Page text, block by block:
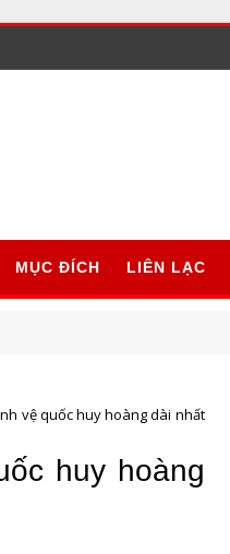
MỤC ĐÍCH LIÊN LẠC
vệ quốc huy hoàng dài nhất
huy hoàng